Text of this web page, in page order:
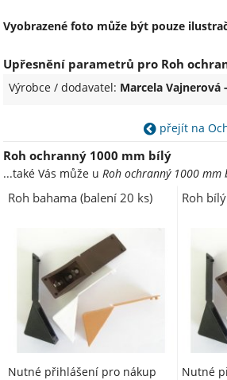
Vyobrazené foto může být pouze
Upřesnění parametrů pro Roh
Výrobce / dodavatel: Marcela Vajnerová
přejít na
Roh ochranný 1000 mm bílý
...také Vás může u Roh ochranný 1000 mm
Roh bahama (balení 20 ks)
Nutné přihlášení pro nákup
Roh
Nutné